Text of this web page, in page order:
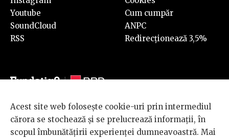
Youtube
SoundCloud
RSS
Cum cumpăr
ANPC
Redirecționează 3,5%
© 2026 BRD Groupe Société Générale, toate drepturile rezervate.
Scena 9 este un proiect sustinut de
BRD GROUPE SOCIÉTÉ
Acest site web folosește cookie-uri prin intermediul
cărora se stochează și se prelucrează informații, în
scopul îmbunătățirii experienței dumneavoastră. Mai